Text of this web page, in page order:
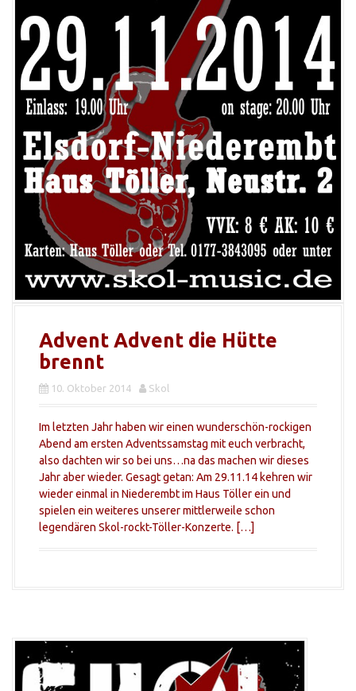
Advent Advent die Hütte
brennt
10. Oktober 2014 Skol
Im letzten Jahr haben wir einen wunderschön-rockigen
Abend am ersten Adventssamstag mit euch verbracht,
also dachten wir so bei uns…na das machen wir dieses
Jahr aber wieder. Gesagt getan: Am 29.11.14 kehren wir
wieder einmal in Niederembt im Haus Töller ein und
spielen ein weiteres unserer mittlerweile schon
legendären Skol-rockt-Töller-Konzerte. […]